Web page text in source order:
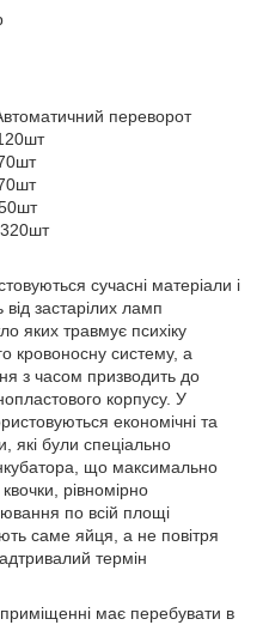
переворот
сучасні матеріали і
від застарілих ламп
яких травмує психіку
кровоносну систему, а
з часом призводить до
корпусу. У
економічні та
які були спеціально
що максимально
рівномірно
по всій площі
саме яйця, а не повітря
термін
має перебувати в